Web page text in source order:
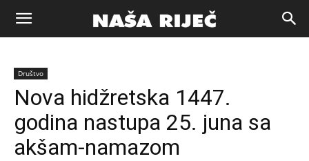
Naša
riječ
Zenica
Društvo
Nova hidžretska 1447.
godina nastupa 25. juna sa
akšam-namazom